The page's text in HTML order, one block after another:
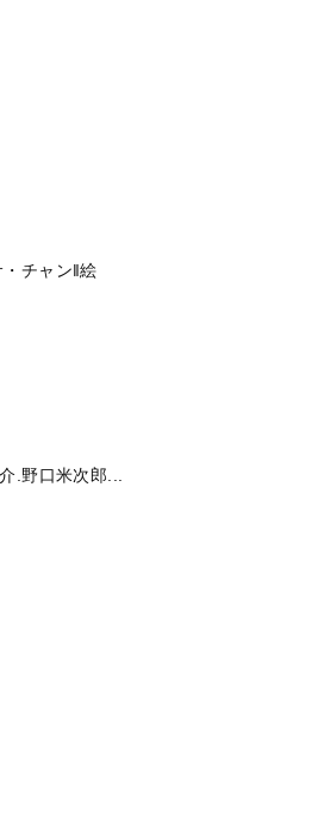
チャン‖絵
.野口米次郎...